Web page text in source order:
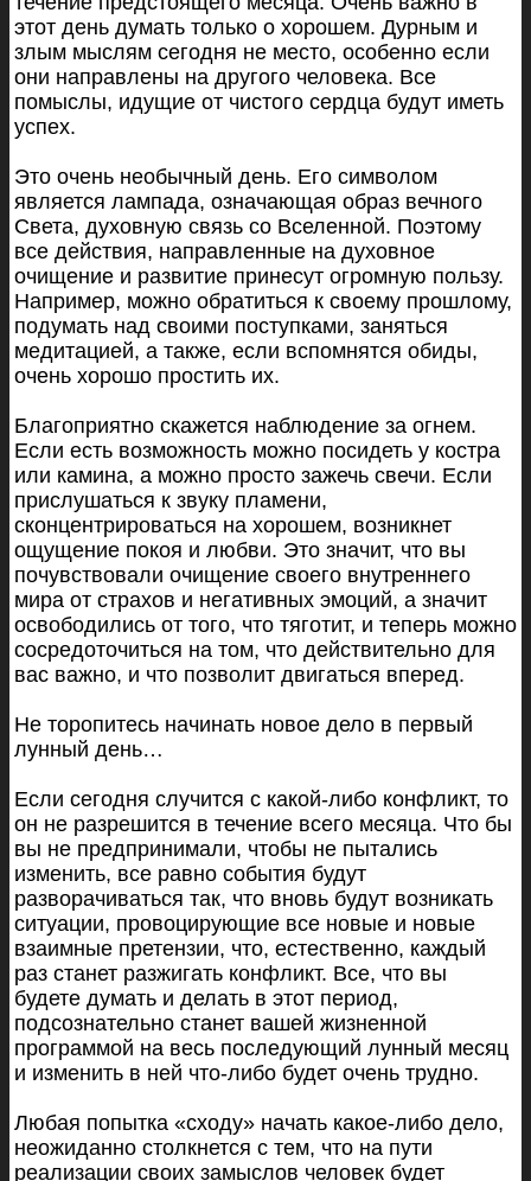
этот день думать только о хорошем. Дурным и
злым мыслям сегодня не место, особенно если
они направлены на другого человека. Все
помыслы, идущие от чистого сердца будут иметь
успех.
Это очень необычный день. Его символом
является лампада, означающая образ вечного
Света, духовную связь со Вселенной. Поэтому
все действия, направленные на духовное
очищение и развитие принесут огромную пользу.
Например, можно обратиться к своему прошлому,
подумать над своими поступками, заняться
медитацией, а также, если вспомнятся обиды,
очень хорошо простить их.
Благоприятно скажется наблюдение за огнем.
Если есть возможность можно посидеть у костра
или камина, а можно просто зажечь свечи. Если
прислушаться к звуку пламени,
сконцентрироваться на хорошем, возникнет
ощущение покоя и любви. Это значит, что вы
почувствовали очищение своего внутреннего
мира от страхов и негативных эмоций, а значит
освободились от того, что тяготит, и теперь можно
сосредоточиться на том, что действительно для
вас важно, и что позволит двигаться вперед.
Не торопитесь начинать новое дело в первый
лунный день…
Если сегодня случится с какой-либо конфликт, то
он не разрешится в течение всего месяца. Что бы
вы не предпринимали, чтобы не пытались
изменить, все равно события будут
разворачиваться так, что вновь будут возникать
ситуации, провоцирующие все новые и новые
взаимные претензии, что, естественно, каждый
раз станет разжигать конфликт. Все, что вы
будете думать и делать в этот период,
подсознательно станет вашей жизненной
программой на весь последующий лунный месяц
и изменить в ней что-либо будет очень трудно.
Любая попытка «сходу» начать какое-либо дело,
неожиданно столкнется с тем, что на пути
реализации своих замыслов человек будет